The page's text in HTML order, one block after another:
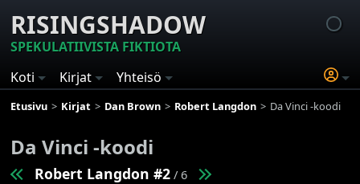
RISINGSHADOW
SPEKULATIIVISTA FIKTIOTA
Koti
Kirjat Yhteisö
Etusivu Kirjat Dan Brown Robert Langdon Da Vinci -koodi
Da Vinci -koodi
Robert Langdon #2 / 6